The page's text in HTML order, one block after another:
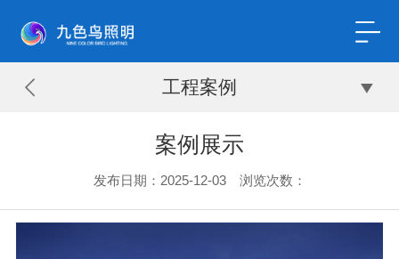
工程案例
案例展示
发布日期：2025-12-03 浏览次数：